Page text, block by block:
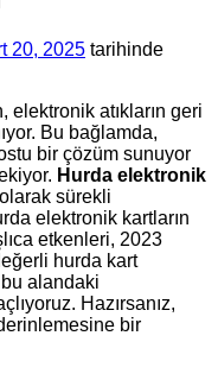
20, 2025 tarihinde
atıkların geri
Bu bağlamda,
bir çözüm sunuyor
Hurda elektronik
sürekli
elektronik kartların
etkenleri, 2023
hurda kart
alandaki
Hazırsanız,
bir